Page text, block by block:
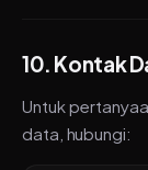
10. Kontak
Untuk
data, hubungi: